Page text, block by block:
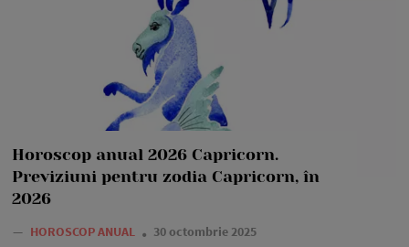
Horoscop anual 2026 Capricorn.
Previziuni pentru zodia Capricorn, în
2026
— HOROSCOP ANUAL 30 octombrie 2025